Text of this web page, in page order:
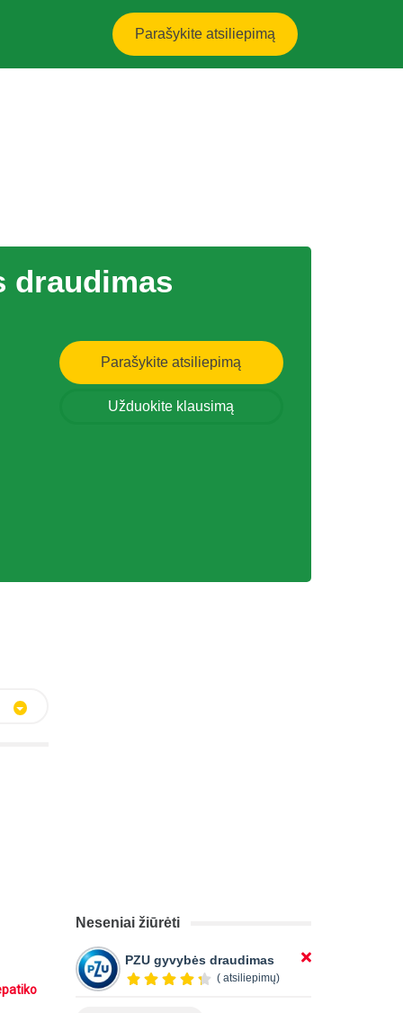
Parašykite atsiliepimą
draudimas
Parašykite atsiliepimą
Užduokite klausimą
Neseniai žiūrėti
PZU gyvybės draudimas
( atsiliepimų)